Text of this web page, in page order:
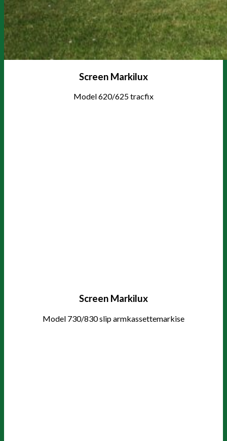
Screen Markilux
Model 620/625 tracfix
Screen Markilux
Model 730/830 slip armkassettemarkise